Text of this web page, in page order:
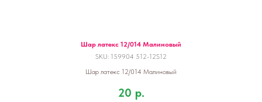
Шар латекс 12/014 Малиновый
SKU: 159904 512-12S12
Шар латекс 12/014 Малиновый
20 р.